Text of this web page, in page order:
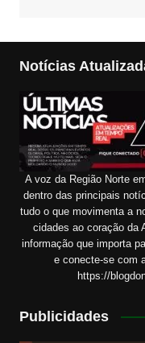
Notícias
A voz da Região Norte
dentro das principais
tudo o que movimenta a
cidades ao coração da
informação que importa
e conecte-se com
https://
Publicidades